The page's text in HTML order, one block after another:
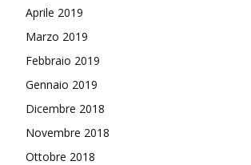
Aprile 2019
Marzo 2019
Febbraio 2019
Gennaio 2019
Dicembre 2018
Novembre 2018
Ottobre 2018